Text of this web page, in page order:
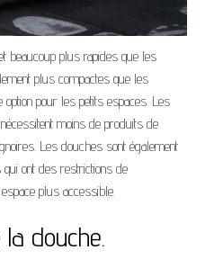
beaucoup plus rapides que les
plus compactes que les
option pour les petits espaces. Les
moins de produits de
Les douches sont également
ont des restrictions de
plus accessible.
douche.